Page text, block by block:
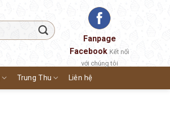
Fanpage
Facebook Kết nối
với chúng tôi
Trung Thu Liên hệ